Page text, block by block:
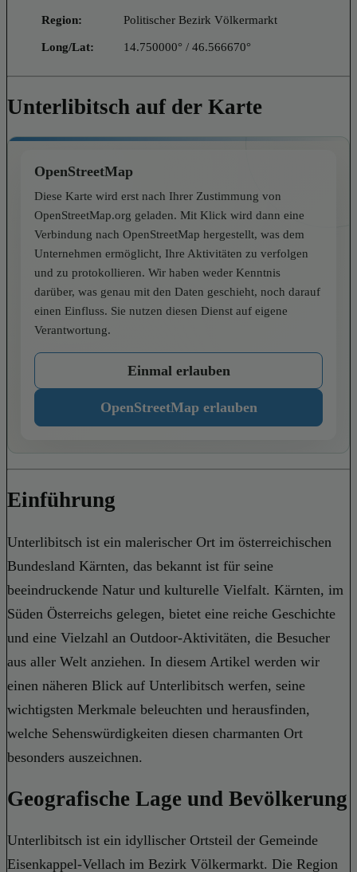
Region: Politischer Bezirk Völkermarkt
Long/Lat: 14.750000° / 46.566670°
Unterlibitsch auf der Karte
OpenStreetMap
Diese Karte wird erst nach Ihrer Zustimmung von
OpenStreetMap.org geladen. Mit Klick wird dann eine
Verbindung nach OpenStreetMap hergestellt, was dem
Unternehmen ermöglicht, Ihre Aktivitäten zu verfolgen
und zu protokollieren. Wir haben weder Kenntnis
darüber, was genau mit den Daten geschieht, noch darauf
einen Einfluss. Sie nutzen diesen Dienst auf eigene
Verantwortung.
Einmal erlauben
OpenStreetMap erlauben
Einführung
Unterlibitsch ist ein malerischer Ort im österreichischen
Bundesland Kärnten, das bekannt ist für seine
beeindruckende Natur und kulturelle Vielfalt. Kärnten, im
Süden Österreichs gelegen, bietet eine reiche Geschichte
und eine Vielzahl an Outdoor-Aktivitäten, die Besucher
aus aller Welt anziehen. In diesem Artikel werden wir
einen näheren Blick auf Unterlibitsch werfen, seine
wichtigsten Merkmale beleuchten und herausfinden,
welche Sehenswürdigkeiten diesen charmanten Ort
besonders auszeichnen.
Geografische Lage und Bevölkerung
Unterlibitsch ist ein idyllischer Ortsteil der Gemeinde
Eisenkappel-Vellach im Bezirk Völkermarkt. Die Region